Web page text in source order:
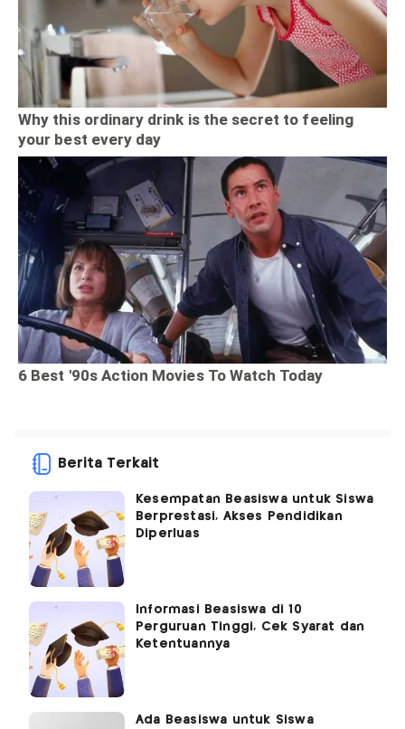
Berita Terkait
Kesempatan Beasiswa untuk Siswa
Berprestasi, Akses Pendidikan
Diperluas
Informasi Beasiswa di 10
Perguruan Tinggi, Cek Syarat dan
Ketentuannya
Ada Beasiswa untuk Siswa